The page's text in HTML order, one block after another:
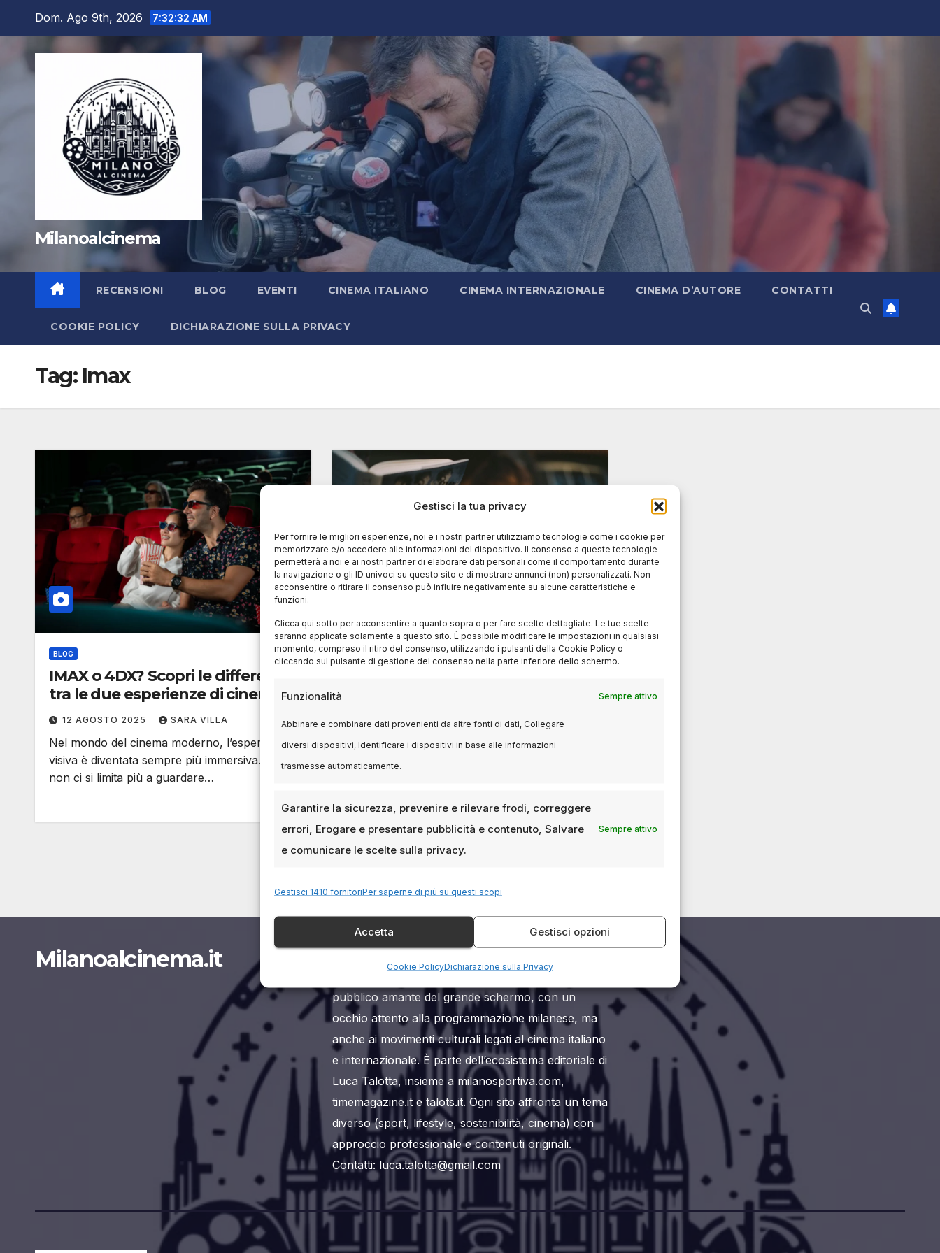
Gestisci la tua privacy
Per fornire le migliori esperienze, noi e i nostri partner utilizziamo tecnologie come i cookie per
memorizzare e/o accedere alle informazioni del dispositivo. Il consenso a queste tecnologie
permetterà a noi e ai nostri partner di elaborare dati personali come il comportamento durante
la navigazione o gli ID univoci su questo sito e di mostrare annunci (non) personalizzati. Non
acconsentire o ritirare il consenso può influire negativamente su alcune caratteristiche e
funzioni.
Clicca qui sotto per acconsentire a quanto sopra o per fare scelte dettagliate. Le tue scelte
saranno applicate solamente a questo sito. È possibile modificare le impostazioni in qualsiasi
momento, compreso il ritiro del consenso, utilizzando i pulsanti della Cookie Policy o
cliccando sul pulsante di gestione del consenso nella parte inferiore dello schermo.
Funzionalità Sempre attivo
Abbinare e combinare dati provenienti da altre fonti di dati, Collegare
diversi dispositivi, Identificare i dispositivi in base alle informazioni
trasmesse automaticamente.
Garantire la sicurezza, prevenire e rilevare frodi, correggere
errori, Erogare e presentare pubblicità e contenuto, Salvare
e comunicare le scelte sulla privacy.
Sempre attivo
Gestisci 1410 fornitoriPer saperne di più su questi scopi
Accetta Gestisci opzioni
Cookie PolicyDichiarazione sulla Privacy
contenuto
Dom. Ago 9th, 2026 7:32:32 AM
Milanoalcinema
RECENSIONI BLOG EVENTI CINEMA ITALIANO CINEMA INTERNAZIONALE CINEMA D’AUTORE CONTATTI
COOKIE POLICY DICHIARAZIONE SULLA PRIVACY
Tag: Imax
BLOG
IMAX o 4DX? Scopri le differenze
tra le due esperienze di cinema
12 AGOSTO 2025 SARA VILLA
Nel mondo del cinema moderno, l’esperienza
visiva è diventata sempre più immersiva. Oggi
non ci si limita più a guardare…
EVENTI
L’epica omerica come non l’abbiamo mai vista:
Milanoalcinema.it
al mondo del cinema a Milano. Si rivolge a un
pubblico amante del grande schermo, con un
occhio attento alla programmazione milanese, ma
anche ai movimenti culturali legati al cinema italiano
e internazionale. È parte dell’ecosistema editoriale di
Luca Talotta, insieme a milanosportiva.com,
timemagazine.it e talots.it. Ogni sito affronta un tema
diverso (sport, lifestyle, sostenibilità, cinema) con
approccio professionale e contenuti originali.
Contatti: luca.talotta@gmail.com